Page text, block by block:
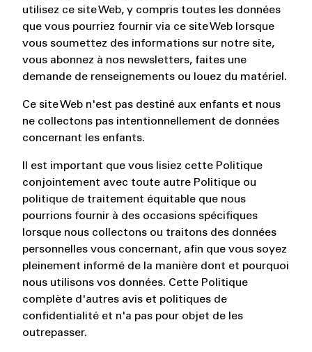
utilisez ce site Web, y compris toutes les données
que vous pourriez fournir via ce site Web lorsque
vous soumettez des informations sur notre site,
vous abonnez à nos newsletters, faites une
demande de renseignements ou louez du matériel.
Ce site Web n'est pas destiné aux enfants et nous
ne collectons pas intentionnellement de données
concernant les enfants.
Il est important que vous lisiez cette Politique
conjointement avec toute autre Politique ou
politique de traitement équitable que nous
pourrions fournir à des occasions spécifiques
lorsque nous collectons ou traitons des données
personnelles vous concernant, afin que vous soyez
pleinement informé de la manière dont et pourquoi
nous utilisons vos données. Cette Politique
complète d'autres avis et politiques de
confidentialité et n'a pas pour objet de les
outrepasser.